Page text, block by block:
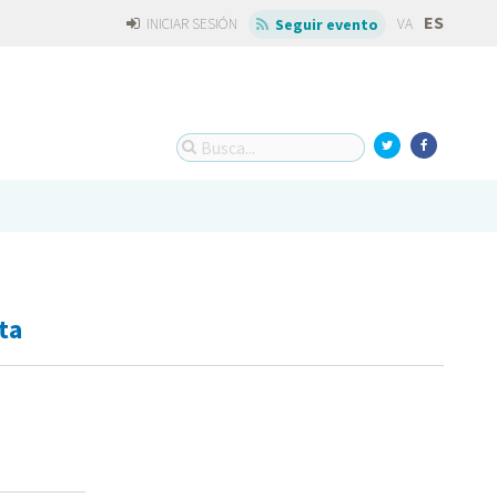
INICIAR SESIÓN Seguir evento VA ES